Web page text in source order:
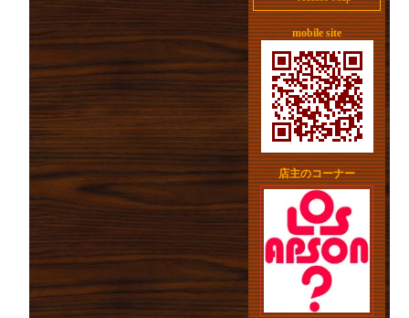
mobile site
店主のコーナー